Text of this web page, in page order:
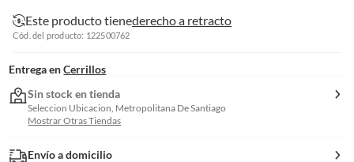
Este producto tienederecho a retracto
Cód. del producto: 122500762
Entrega en Cerrillos
Sin stock en tienda
Seleccion Ubicacion, Metropolitana De Santiago
Mostrar Otras Tiendas
Envío a domicilio